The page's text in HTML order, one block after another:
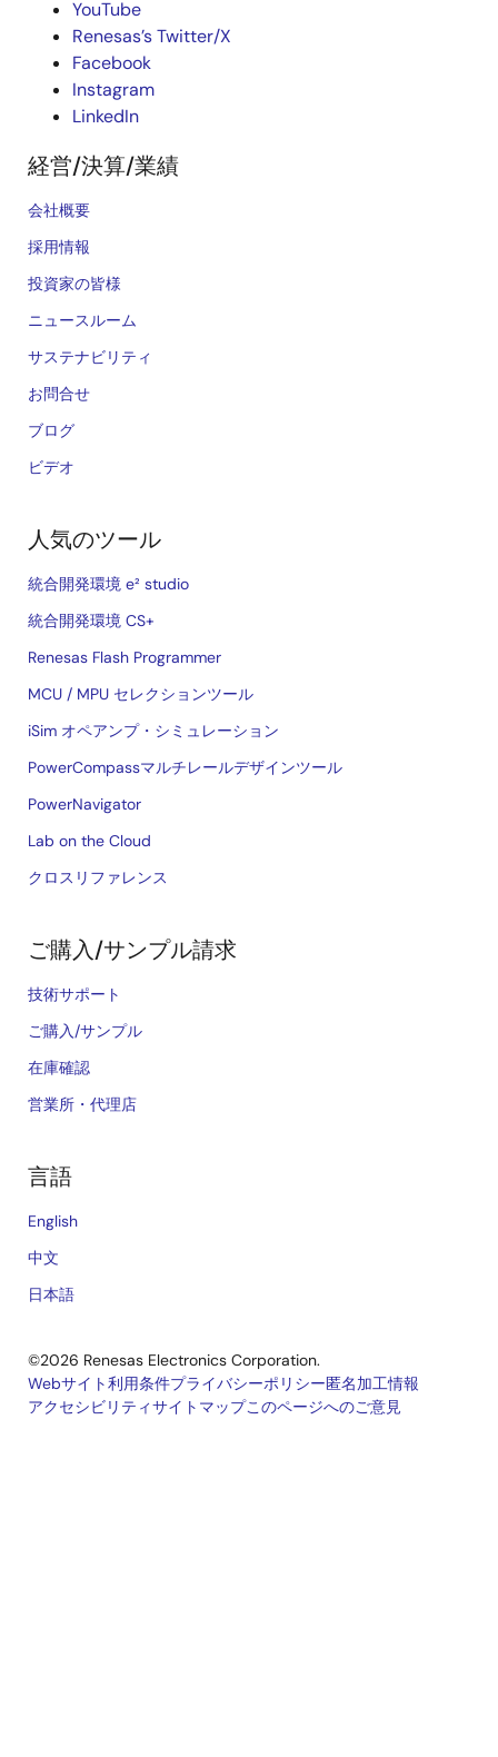
YouTube
Renesas’s Twitter/X
Facebook
Instagram
LinkedIn
経営/決算/業績
会社概要
採用情報
投資家の皆様
ニュースルーム
サステナビリティ
お問合せ
ブログ
ビデオ
人気のツール
統合開発環境 e² studio
統合開発環境 CS+
Renesas Flash Programmer
MCU / MPU セレクションツール
iSim オペアンプ・シミュレーション
PowerCompassマルチレールデザインツール
PowerNavigator
Lab on the Cloud
クロスリファレンス
ご購入/サンプル請求
技術サポート
ご購入/サンプル
在庫確認
営業所・代理店
言語
English
中文
日本語
©2026 Renesas Electronics Corporation.
Legal
Webサイト利用条件プライバシーポリシー匿名加工情報
アクセシビリティサイトマップこのページへのご意見